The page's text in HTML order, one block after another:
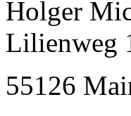
Holger
Lilienweg
55126